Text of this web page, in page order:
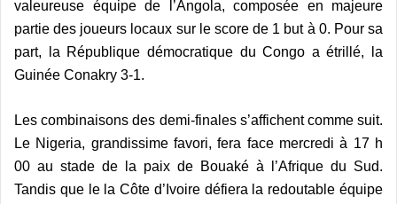
valeureuse équipe de l’Angola, composée en majeure
partie des joueurs locaux sur le score de 1 but à 0. Pour sa
part, la République démocratique du Congo a étrillé, la
Guinée Conakry 3-1.
Les combinaisons des demi-finales s’affichent comme suit.
Le Nigeria, grandissime favori, fera face mercredi à 17 h
00 au stade de la paix de Bouaké à l’Afrique du Sud.
Tandis que le la Côte d’Ivoire défiera la redoutable équipe